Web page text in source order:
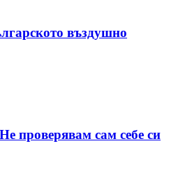
въздушно
проверявам сам себе си